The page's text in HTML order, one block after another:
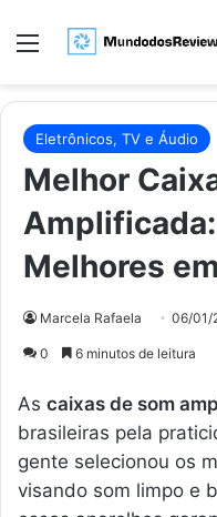
Menu
Eletrônicos, TV e Áudio
Melhor
Melhores
Marcela Rafaela 06/01/
0 6 minutos de leitura
As caixas de som
brasileiras pela
gente selecionou os
visando som limpo e